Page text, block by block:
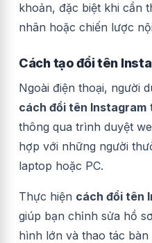
khoản, đặc biệt khi cần
nhân hoặc chiến lược
Cách tạo đổi tên
Ngoài điện thoại, người
cách đổi tên Instagram
thông qua trình duyệt
hợp với những người
laptop hoặc PC.
Thực hiện cách đổi tên
giúp bạn chỉnh sửa hồ
hình lớn và thao tác bàn